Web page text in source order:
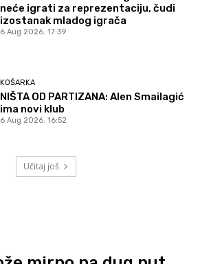
neće igrati za reprezentaciju, čudi
izostanak mladog igrača
6 Aug 2026. 17:39
KOŠARKA
NIŠTA OD PARTIZANA: Alen Smailagić
ima novi klub
6 Aug 2026. 16:52
Učitaj još